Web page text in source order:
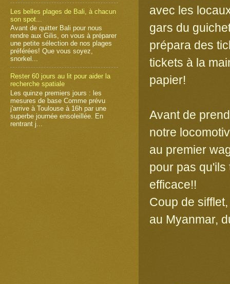
avec les
gars du
prépara des
tickets à la
papier!
Avant de
notre
au premier
pour pas
efficace!!
Coup de
au Myanmar,
Les belles plages de Bali, à chacun
son spot...
Avant de quitter Bali pour nous
rendre aux Gilis, on vous à préparer
une petite sélection de nos plages
préférées! Que vous soyez,
snorkel...
Rester 60 jours au lit pour aider la
recherche spatiale
Les quinze premiers jours : les
mesures de base Comme prévu
j'arrive à Toulouse à 16h par une
superbe journée ensoleillée. En
rentrant j...